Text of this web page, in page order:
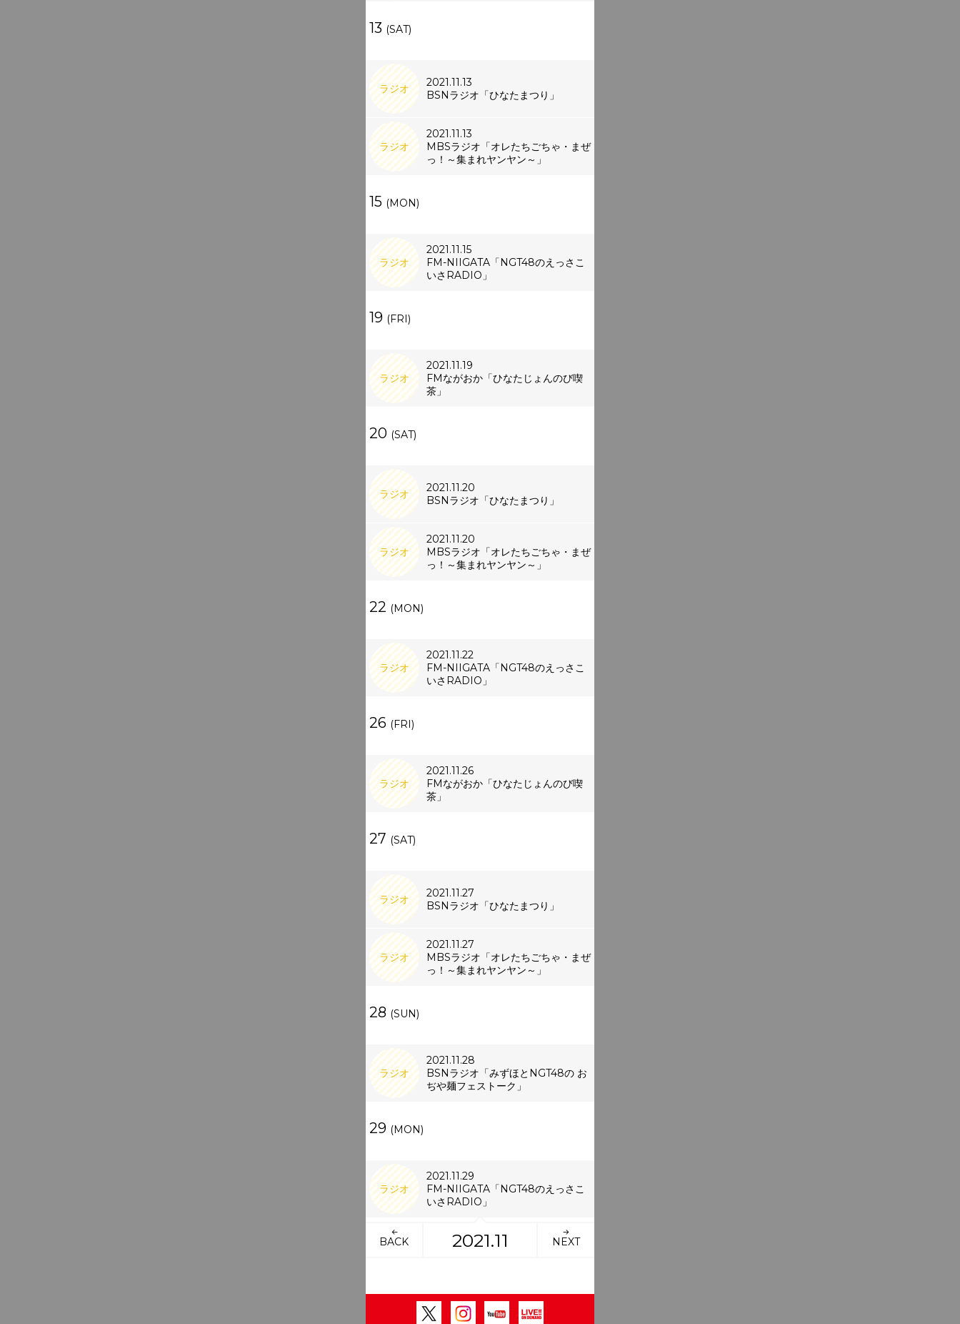
13 (SAT)
ラジオ
2021.11.13
BSNラジオ「ひなたまつり」
ラジオ
2021.11.13
MBSラジオ「オレたちごちゃ・まぜ
っ！～集まれヤンヤン～」
15 (MON)
ラジオ
2021.11.15
FM-NIIGATA「NGT48のえっさこ
いさRADIO」
19 (FRI)
ラジオ
2021.11.19
FMながおか「ひなたじょんのび喫
茶」
20 (SAT)
ラジオ
2021.11.20
BSNラジオ「ひなたまつり」
ラジオ
2021.11.20
MBSラジオ「オレたちごちゃ・まぜ
っ！～集まれヤンヤン～」
22 (MON)
ラジオ
2021.11.22
FM-NIIGATA「NGT48のえっさこ
いさRADIO」
26 (FRI)
ラジオ
2021.11.26
FMながおか「ひなたじょんのび喫
茶」
27 (SAT)
ラジオ
2021.11.27
BSNラジオ「ひなたまつり」
ラジオ
2021.11.27
MBSラジオ「オレたちごちゃ・まぜ
っ！～集まれヤンヤン～」
28 (SUN)
ラジオ
2021.11.28
BSNラジオ「みずほとNGT48の お
ぢや麺フェストーク」
29 (MON)
ラジオ
2021.11.29
FM-NIIGATA「NGT48のえっさこ
いさRADIO」
BACK 2021.11 NEXT